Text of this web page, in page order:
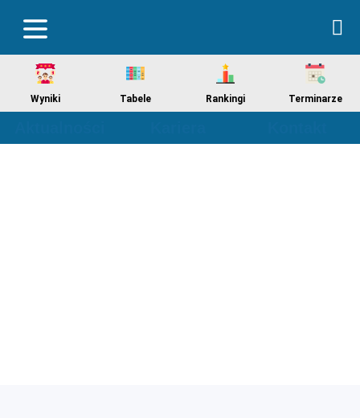
Wyniki Tabele Rankingi Terminarze